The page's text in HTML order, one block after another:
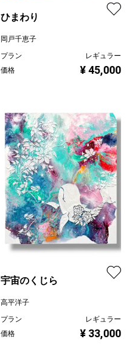
ひまわり
岡戸千恵子
プラン
レギュラー
価格
¥ 45,000
宇宙のくじら
高平洋子
プラン
レギュラー
価格
¥ 33,000